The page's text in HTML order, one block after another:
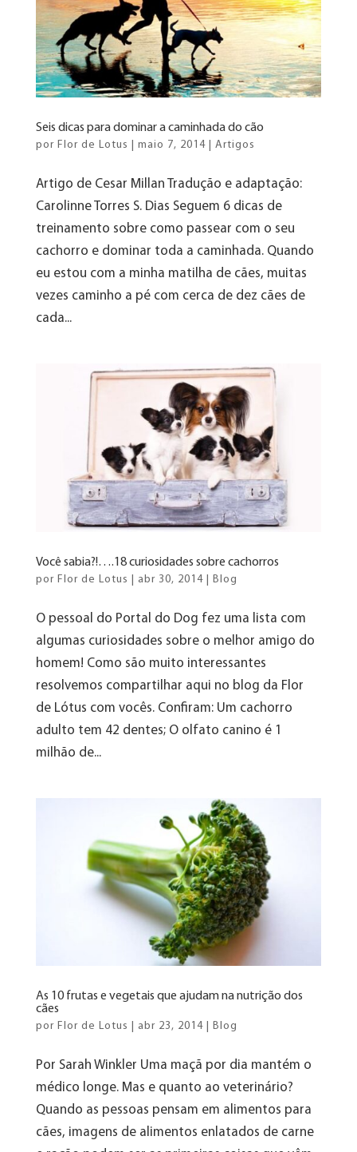
Seis dicas para dominar a caminhada do cão
por Flor de Lotus maio 7, 2014| Artigos
Artigo de Cesar Millan Tradução e adaptação:
Carolinne Torres S. Dias Seguem 6 dicas de
treinamento sobre como passear com o seu
cachorro e dominar toda a caminhada. Quando
eu estou com a minha matilha de cães, muitas
vezes caminho a pé com cerca de dez cães de
cada...
Você sabia?!….18 curiosidades sobre cachorros
por Flor de Lotus abr 30, 2014| Blog
O pessoal do Portal do Dog fez uma lista com
algumas curiosidades sobre o melhor amigo do
homem! Como são muito interessantes
resolvemos compartilhar aqui no blog da Flor
de Lótus com vocês. Confiram: Um cachorro
adulto tem 42 dentes; O olfato canino é 1
milhão de...
As 10 frutas e vegetais que ajudam na nutrição dos
cães
por Flor de Lotus abr 23, 2014| Blog
Por Sarah Winkler Uma maçã por dia mantém o
médico longe. Mas e quanto ao veterinário?
Quando as pessoas pensam em alimentos para
cães, imagens de alimentos enlatados de carne